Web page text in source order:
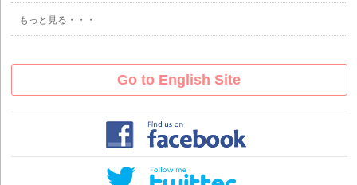
もっと見る・・・
Go to English Site